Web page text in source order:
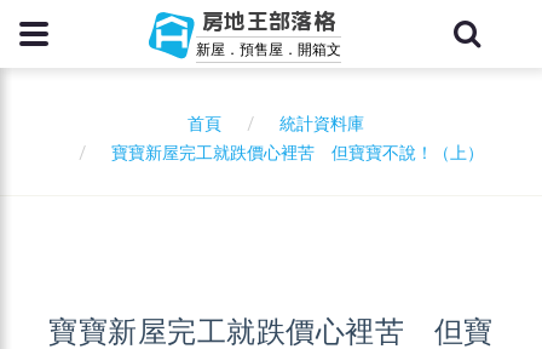
房地王部落格
新屋．預售屋．開箱文
首頁
統計資料庫
寶寶新屋完工就跌價心裡苦 但寶寶不說！（上）
寶寶新屋完工就跌價心裡苦 但寶